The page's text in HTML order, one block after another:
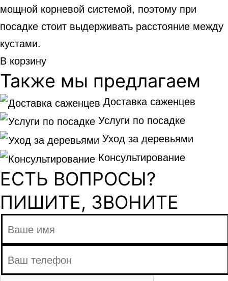
мощной корневой системой, поэтому при
посадке стоит выдерживать расстояние между
кустами.
В корзину
Также мы предлагаем
Доставка саженцев
Услуги по посадке
Уход за деревьями
Консультирование
ЕСТЬ ВОПРОСЫ?
ПИШИТЕ, ЗВОНИТЕ